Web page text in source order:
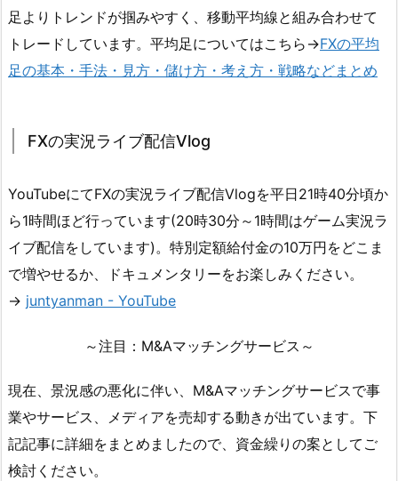
足よりトレンドが掴みやすく、移動平均線と組み合わせて
トレードしています。平均足についてはこちら→FXの平均
足の基本・手法・見方・儲け方・考え方・戦略などまとめ
FXの実況ライブ配信Vlog
YouTubeにてFXの実況ライブ配信Vlogを平日21時40分頃か
ら1時間ほど行っています(20時30分～1時間はゲーム実況ラ
イブ配信をしています)。特別定額給付金の10万円をどこま
で増やせるか、ドキュメンタリーをお楽しみください。
→ juntyanman - YouTube
～注目：M&Aマッチングサービス～
現在、景況感の悪化に伴い、M&Aマッチングサービスで事
業やサービス、メディアを売却する動きが出ています。下
記記事に詳細をまとめましたので、資金繰りの案としてご
検討ください。